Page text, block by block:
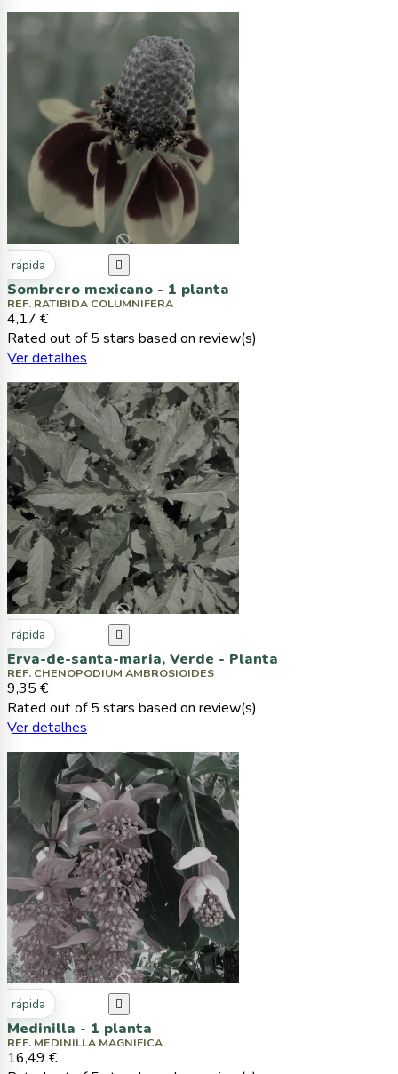
rápida 
Sombrero mexicano - 1 planta
REF. RATIBIDA COLUMNIFERA
4,17 €
Rated out of 5 stars based on review(s)
Ver detalhes
rápida 
Erva-de-santa-maria, Verde - Planta
REF. CHENOPODIUM AMBROSIOIDES
9,35 €
Rated out of 5 stars based on review(s)
Ver detalhes
rápida 
Medinilla - 1 planta
REF. MEDINILLA MAGNIFICA
16,49 €